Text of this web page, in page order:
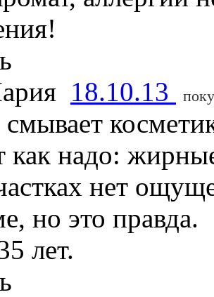
18.10.13
как надо:
нет
но это правда.
лет.